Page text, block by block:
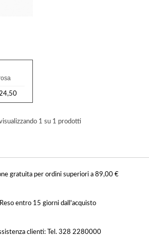
1 su 1 prodotti
gratuita per ordini superiori a 89,00 €
Reso entro 15 giorni dall'acquisto
clienti: Tel. 328 2280000